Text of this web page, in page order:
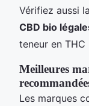
Vérifiez aussi
CBD bio
teneur en THC
Meilleures
Les marques